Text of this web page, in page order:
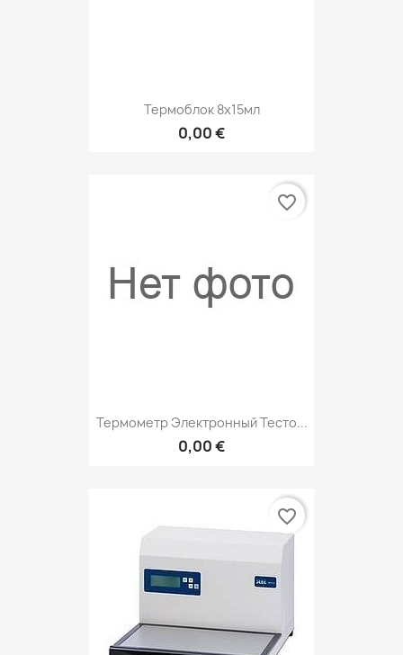
Термоблок 8х15мл
0,00 €
Термометр Электронный Тесто...
0,00 €
favorite_border
favorite_border